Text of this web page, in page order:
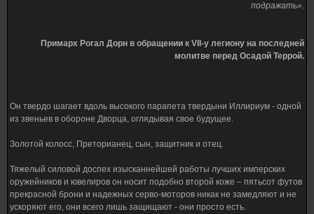
подражать».
Примарх Рогал Дорн в обращении к VII-у легиону на последней
молитве перед Осадой Террой.
Он твердо шагает вдоль высокого парапета твердыни Иллириум - одной
из звеньев в обороне Дворца, оглядывая свое будущее.
Золотой колосс, Преторианец, сын, защитник и отец.
Тяжелый силовой доспех изысканнейшей работы лучших имперских
оружейников и ювелиров он носит подобно второй коже – пятьсот футов
прекрасной брони и надежных серво-моторов никак не замедляют и не
ускоряют его, они всего лишь защищают - они просто есть.